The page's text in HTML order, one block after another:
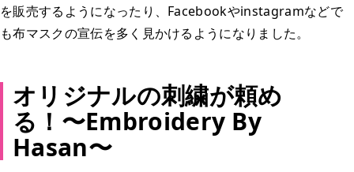
を販売するようになったり、Facebookやinstagramなどで
も布マスクの宣伝を多く見かけるようになりました。
オリジナルの刺繍が頼め
る！〜Embroidery By
Hasan〜